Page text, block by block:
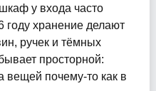
у входа часто
году хранение делают
ручек и тёмных
просторной:
вещей почему-то как в